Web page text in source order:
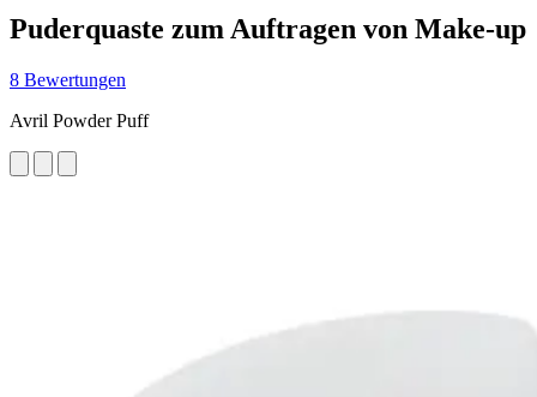
Puderquaste zum Auftragen von Make-up
8 Bewertungen
Avril Powder Puff